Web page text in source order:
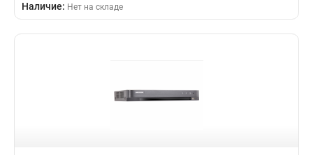
Наличие: Нет на складе